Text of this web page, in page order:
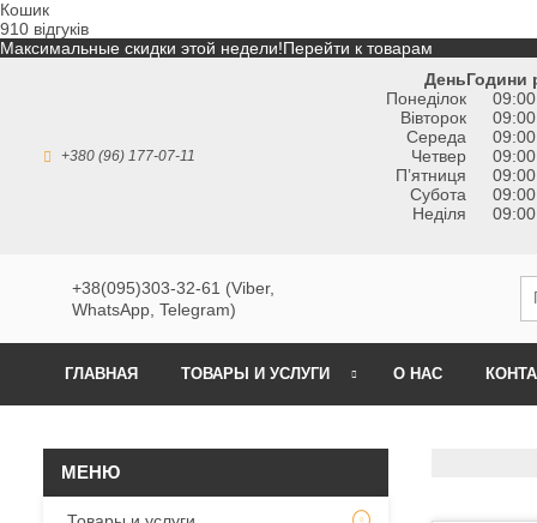
Кошик
910 відгуків
Максимальные скидки этой недели!Перейти к товарам
+380 (96) 177-07-11
ДеньГодини
Понеділок
Вівторок
Середа
Четвер
Пʼятниця
Субота
Неділя
+38(095)303-32-61 (Viber,
WhatsApp, Telegram)
ГЛАВНАЯ ТОВАРЫ И УСЛУГИ О НАС